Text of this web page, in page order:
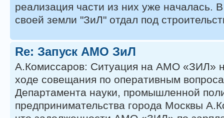
реализация части из них уже началась.
своей земли "ЗиЛ" отдал под
Re: Запуск АМО ЗиЛ
А.Комиссаров: Ситуация на АМО «ЗИЛ»
ходе совещания по оперативным
Департамента науки, промышленной
предпринимательства города Москвы